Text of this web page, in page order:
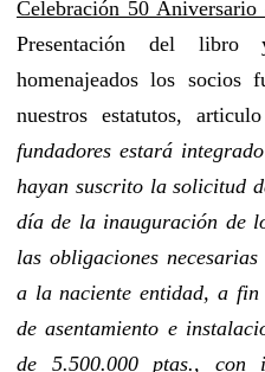
Celebración 50 Aniversario
Presentación del libro
homenajeados los socios
nuestros estatutos,
fundadores estará
hayan suscrito la solicitud
día de la inauguración de
las obligaciones
a la naciente entidad, a fin
de asentamiento e
de 5.500.000 ptas., con